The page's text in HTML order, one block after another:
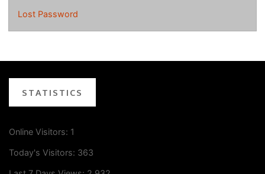
Lost Password
STATISTICS
Online Visitors: 1
Today's Visitors: 363